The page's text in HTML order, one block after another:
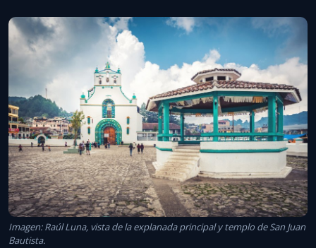
Imagen: Raúl Luna, vista de la explanada principal y templo de San Juan
Bautista.